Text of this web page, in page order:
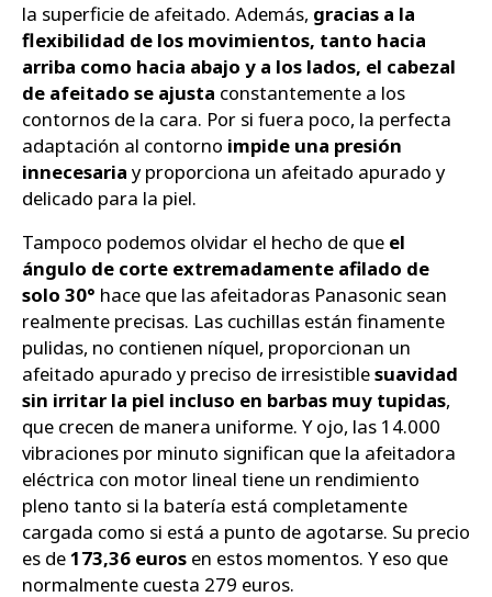
la superficie de afeitado. Además, gracias a la
flexibilidad de los movimientos, tanto hacia
arriba como hacia abajo y a los lados, el cabezal
de afeitado se ajusta constantemente a los
contornos de la cara. Por si fuera poco, la perfecta
adaptación al contorno impide una presión
innecesaria y proporciona un afeitado apurado y
delicado para la piel.
Tampoco podemos olvidar el hecho de que el
ángulo de corte extremadamente afilado de
solo 30° hace que las afeitadoras Panasonic sean
realmente precisas. Las cuchillas están finamente
pulidas, no contienen níquel, proporcionan un
afeitado apurado y preciso de irresistiblesuavidad
sin irritar la piel incluso en barbas muy tupidas,
que crecen de manera uniforme. Y ojo, las 14.000
vibraciones por minuto significan que la afeitadora
eléctrica con motor lineal tiene un rendimiento
pleno tanto si la batería está completamente
cargada como si está a punto de agotarse. Su precio
es de173,36 euros en estos momentos. Y eso que
normalmente cuesta 279 euros.